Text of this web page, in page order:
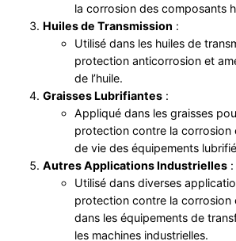
la corrosion des composants
Huiles de Transmission :
Utilisé dans les huiles de
protection anticorrosion et
de l’huile.
Graisses Lubrifiantes :
Appliqué dans les graisses
protection contre la corrosion
de vie des équipements
Autres Applications Industrielles :
Utilisé dans diverses
protection contre la corrosion
dans les équipements de
les machines industrielles.